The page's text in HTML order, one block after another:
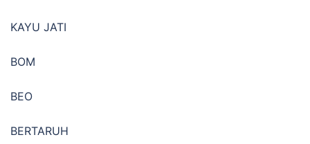
KAYU JATI
BOM
BEO
BERTARUH